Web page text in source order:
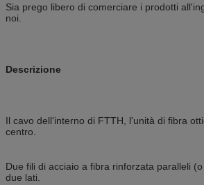
Sia prego libero di comerciare i prodotti
noi.
Descrizione
Il cavo dell'interno di FTTH, l'unità di fibra
centro.
Due fili di acciaio a fibra rinforzata paralleli
due lati.